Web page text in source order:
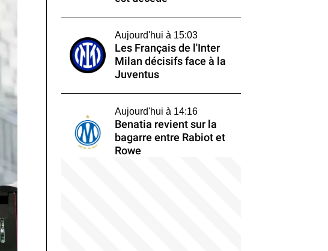
Aujourd'hui à 15:03
Les Français de l'Inter
Milan décisifs face à la
Juventus
Aujourd'hui à 14:16
Benatia revient sur la
bagarre entre Rabiot et
Rowe